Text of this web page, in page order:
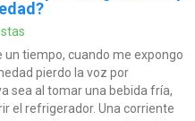
un tiempo, cuando me expongo
pierdo la voz por
sea al tomar una bebida fría,
el refrigerador. Una corriente